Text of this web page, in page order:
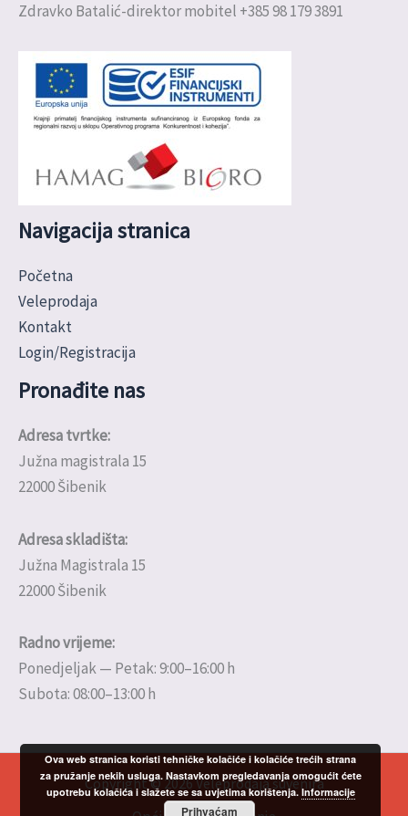
Zdravko Batalić-direktor mobitel +385 98 179 3891
Navigacija stranica
Početna
Veleprodaja
Kontakt
Login/Registracija
Pronađite nas
Adresa tvrtke:
Južna magistrala 15
22000 Šibenik
Adresa skladišta:
Južna Magistrala 15
22000 Šibenik
Radno vrijeme:
Ponedjeljak — Petak: 9:00–16:00 h
Subota: 08:00–13:00 h
Copyright © 2026 Veleprodaja suvenira
Ova web stranica koristi tehničke kolačiće i kolačiće trećih strana
za pružanje nekih usluga. Nastavkom pregledavanja omogućit ćete
upotrebu kolačića i slažete se sa uvjetima korištenja. Informacije
Prihvaćam